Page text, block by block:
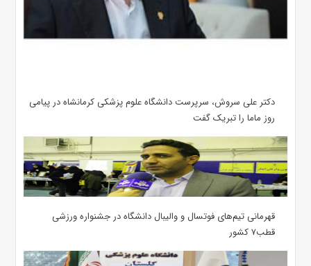
دکتر علی سروش، سرپرست دانشگاه علوم پزشکی کرمانشاه در پیامی
روز ماما را تبریک گفت
قهرمانی تیم‌های فوتسال و والیبال دانشگاه در جشنواره ورزشی
قطب۷ کشور